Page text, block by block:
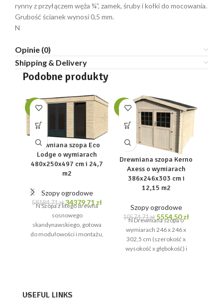
rynny z przyłączem węża ¾”, zamek, śruby i kołki do mocowania.
Grubość ścianek wynosi 0,5 mm.
N
Opinie (0)
Shipping & Delivery
Podobne produkty
-41%
Drewniana szopa Eco
Lodge o wymiarach
480x250x497 cm i 24,7
m2
Szopy ogrodowe
58184,71zł Pierwotna
cena
wynosiła:
58184,71 zł.
34379,71złAktualna
wynosi:
34379,71 zł.
N Szopa z litego drewna
sosnowego
skandynawskiego, gotowa
do modułowości i montażu,
-47%
Drewniana szopa Kerno
Axess o wymiarach
386x246x303 cm i
12,15 m2
Szopy ogrodowe
10574,71zł Pierwotna
wynosiła:
10574,71 zł.
5554,50złAktualna
N Drewniana szopa o
wymiarach 246 x 246 x
302,5 cm (szerokość x
wysokość x głębokość) i
USEFUL LINKS